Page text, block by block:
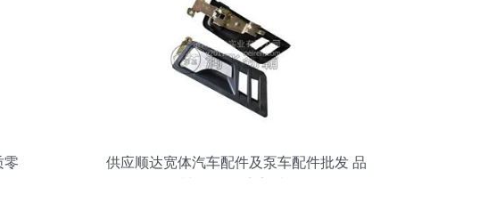
零
供应顺达宽体汽车配件及泵车配件批发 品